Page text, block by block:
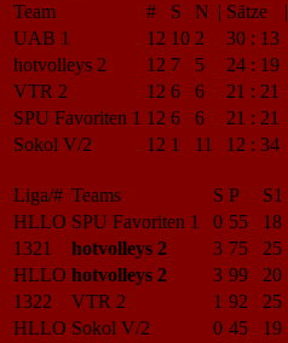
Team
# S N | Sätze |
UAB 1
12 10 2 30 : 13
hotvolleys 2
12 7 5 24 : 19
VTR 2
12 6 6 21 : 21
SPU Favoriten 1 12 6 6 21 : 21
Sokol V/2
12 1 11 12 : 34
Liga/# Teams S P S1
HLLO SPU Favoriten 1 0 55 18
1321
hotvolleys 2 3 75 25
HLLO hotvolleys 2 3 99 20
1322
VTR 2 1 92 25
HLLO Sokol V/2 0 45 19